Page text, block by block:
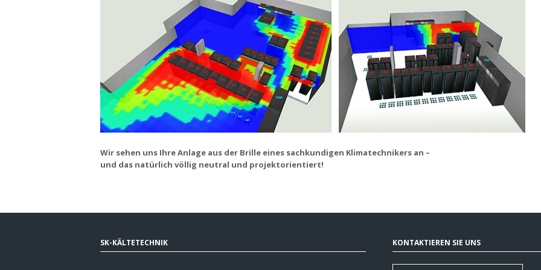
Wir sehen uns Ihre Anlage aus der Brille eines sachkundigen Klimatechnikers an –
und das natürlich völlig neutral und projektorientiert!
SK-KÄLTETECHNIK KONTAKTIEREN SIE UNS